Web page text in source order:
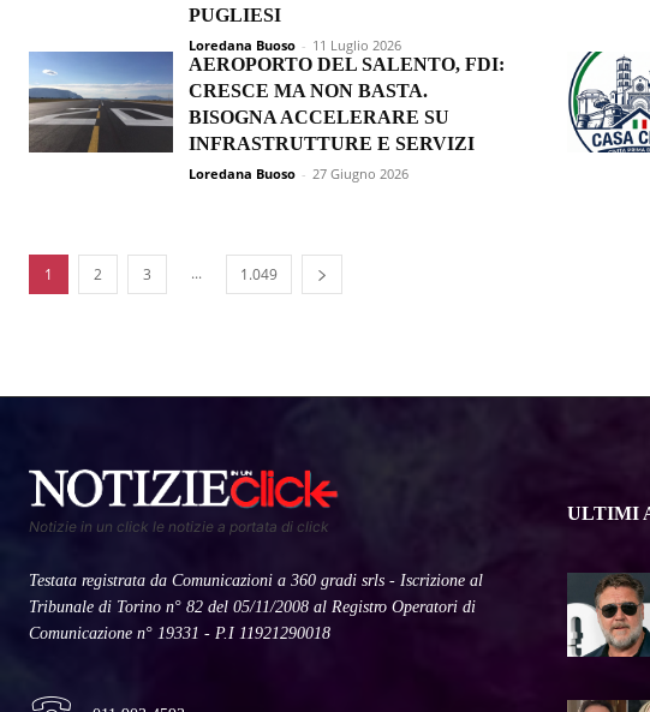
PUGLIESI
Loredana Buoso - 11 Luglio 2026
AEROPORTO DEL SALENTO, FDI:
CRESCE MA NON BASTA.
BISOGNA ACCELERARE SU
INFRASTRUTTURE E SERVIZI
Loredana Buoso - 27 Giugno 2026
1 2 3 ... 1.049
Notizie in un click le notizie a portata di click
Testata registrata da Comunicazioni a 360 gradi srls - Iscrizione al
Tribunale di Torino n° 82 del 05/11/2008 al Registro Operatori di
Comunicazione n° 19331 - P.I 11921290018
ULTIMI